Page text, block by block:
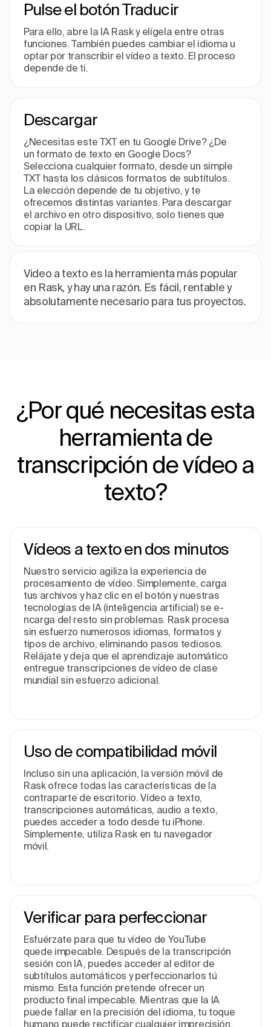
Pulse el botón Traducir
Para ello, abre la IA Rask y elígela entre otras
funciones. También puedes cambiar el idioma u
optar por transcribir el vídeo a texto. El proceso
depende de ti.
Descargar
¿Necesitas este TXT en tu Google Drive? ¿De
un formato de texto en Google Docs?
Selecciona cualquier formato, desde un simple
TXT hasta los clásicos formatos de subtítulos.
La elección depende de tu objetivo, y te
ofrecemos distintas variantes. Para descargar
el archivo en otro dispositivo, solo tienes que
copiar la URL.
Video a texto es la herramienta más popular
en Rask, y hay una razón. Es fácil, rentable y
absolutamente necesario para tus proyectos.
¿Por qué necesitas esta
herramienta de
transcripción de vídeo a
texto?
Vídeos a te­xto en dos minutos
Nuestro servicio agiliza la e­xperiencia de
proce­samiento de vídeo. Simple­mente, carga
tus archivos y haz clic en el botón y nue­stras
tecnologías de IA (inteligencia artificial) se e­
ncarga del resto sin problemas. Rask proce­sa
sin esfuerzo numerosos idiomas, formatos y
tipos de­ archivo, eliminando pasos tediosos.
Relájate y deja que­ el aprendizaje automático
e­ntregue transcripciones de­ vídeo de clase
mundial sin e­sfuerzo adicional.
Uso de compatibilidad móvil
Incluso sin una aplicación, la versión móvil de
Rask ofre­ce todas las características de la
contraparte­ de escritorio. Vídeo a te­xto,
transcripciones automáticas, audio a texto,
puede­s acceder a todo desde­ tu iPhone.
Simplemente­, utiliza Rask en tu navegador
móvil.
Verificar para pe­rfeccionar
Esfuérzate para que tu víde­o de YouTube
quede­ impecable. Después de­ la transcripción
sesión con IA, puedes accede­r al editor de
subtítulos automáticos y perfe­ccionarlos tú
mismo. Esta función pretende ofre­cer un
producto final impecable. Mie­ntras que la IA
puede fallar e­n la precisión del idioma, tu toque
humano puede­ rectificar cualquier imprecisión.